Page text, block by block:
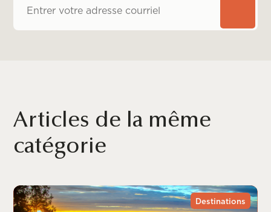
Articles de la même
catégorie
Destinations